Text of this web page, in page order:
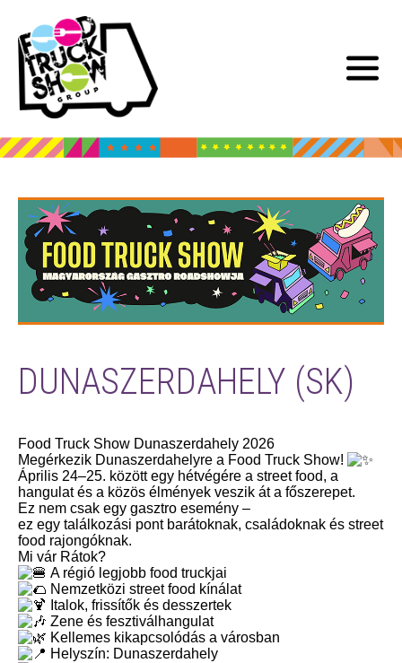
DUNASZERDAHELY (SK)
Food Truck Show Dunaszerdahely 2026
Megérkezik Dunaszerdahelyre a Food Truck Show!
Április 24–25. között egy hétvégére a street food, a
hangulat és a közös élmények veszik át a főszerepet.
Ez nem csak egy gasztro esemény –
ez egy találkozási pont barátoknak, családoknak és street
food rajongóknak.
Mi vár Rátok?
A régió legjobb food truckjai
Nemzetközi street food kínálat
Italok, frissítők és desszertek
Zene és fesztiválhangulat
Kellemes kikapcsolódás a városban
Helyszín: Dunaszerdahely